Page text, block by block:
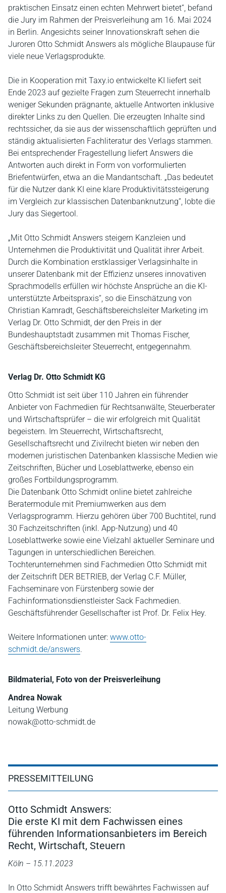
praktischen Einsatz einen echten Mehrwert bietet“, befand
die Jury im Rahmen der Preisverleihung am 16. Mai 2024
in Berlin. Angesichts seiner Innovationskraft sehen die
Juroren Otto Schmidt Answers als mögliche Blaupause für
viele neue Verlagsprodukte.
Die in Kooperation mit Taxy.io entwickelte KI liefert seit
Ende 2023 auf gezielte Fragen zum Steuerrecht innerhalb
weniger Sekunden prägnante, aktuelle Antworten inklusive
direkter Links zu den Quellen. Die erzeugten Inhalte sind
rechtssicher, da sie aus der wissenschaftlich geprüften und
ständig aktualisierten Fachliteratur des Verlags stammen.
Bei entsprechender Fragestellung liefert Answers die
Antworten auch direkt in Form von vorformulierten
Briefentwürfen, etwa an die Mandantschaft. „Das bedeutet
für die Nutzer dank KI eine klare Produktivitätssteigerung
im Vergleich zur klassischen Datenbanknutzung“, lobte die
Jury das Siegertool.
„Mit Otto Schmidt Answers steigern Kanzleien und
Unternehmen die Produktivität und Qualität ihrer Arbeit.
Durch die Kombination erstklassiger Verlagsinhalte in
unserer Datenbank mit der Effizienz unseres innovativen
Sprachmodells erfüllen wir höchste Ansprüche an die KI-
unterstützte Arbeitspraxis“, so die Einschätzung von
Christian Kamradt, Geschäftsbereichsleiter Marketing im
Verlag Dr. Otto Schmidt, der den Preis in der
Bundeshauptstadt zusammen mit Thomas Fischer,
Geschäftsbereichsleiter Steuerrecht, entgegennahm.
Verlag Dr. Otto Schmidt KG
Otto Schmidt ist seit über 110 Jahren ein führender
Anbieter von Fachmedien für Rechtsanwälte, Steuerberater
und Wirtschaftsprüfer – die wir erfolgreich mit Qualität
begeistern. Im Steuerrecht, Wirtschaftsrecht,
Gesellschaftsrecht und Zivilrecht bieten wir neben den
modernen juristischen Datenbanken klassische Medien wie
Zeitschriften, Bücher und Loseblattwerke, ebenso ein
großes Fortbildungsprogramm.
Die Datenbank Otto Schmidt online bietet zahlreiche
Beratermodule mit Premiumwerken aus dem
Verlagsprogramm. Hierzu gehören über 700 Buchtitel, rund
30 Fachzeitschriften (inkl. App-Nutzung) und 40
Loseblattwerke sowie eine Vielzahl aktueller Seminare und
Tagungen in unterschiedlichen Bereichen.
Tochterunternehmen sind Fachmedien Otto Schmidt mit
der Zeitschrift DER BETRIEB, der Verlag C.F. Müller,
Fachseminare von Fürstenberg sowie der
Fachinformationsdienstleister Sack Fachmedien.
Geschäftsführender Gesellschafter ist Prof. Dr. Felix Hey.
Weitere Informationen unter: www.otto-
schmidt.de/answers.
Bildmaterial, Foto von der Preisverleihung
Andrea Nowak
Leitung Werbung
nowak@otto-schmidt.de
PRESSEMITTEILUNG
Otto Schmidt Answers:
Die erste KI mit dem Fachwissen eines
führenden Informationsanbieters im Bereich
Recht, Wirtschaft, Steuern
Köln – 15.11.2023
In Otto Schmidt Answers trifft bewährtes Fachwissen auf